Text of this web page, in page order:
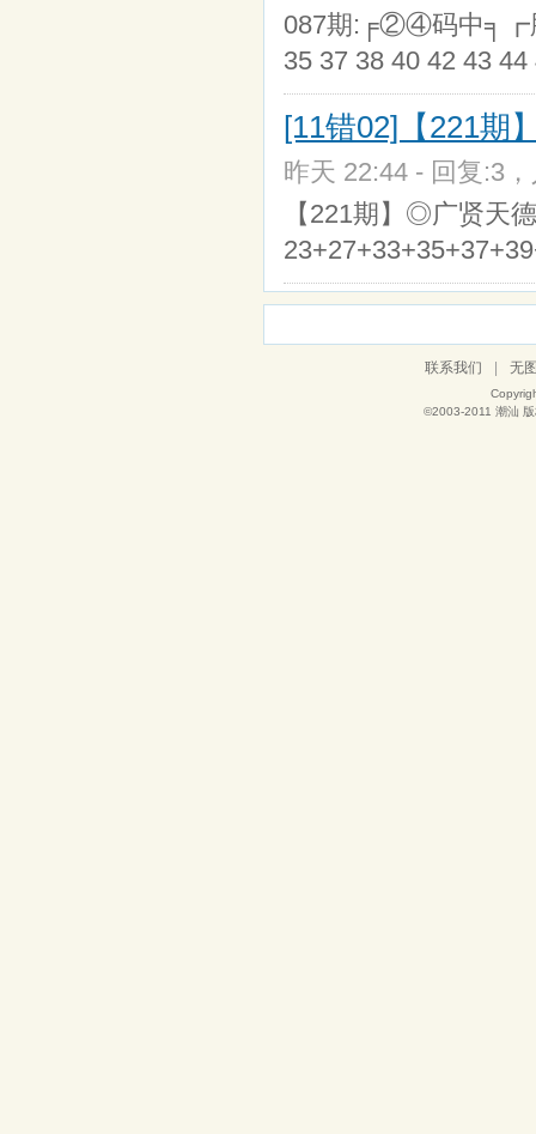
087期:╒②④码中╕┏
35 37 38 40 42 43 44
[11错02]【221期
昨天 22:44 - 回复:3
【221期】◎广贤天
联系我们 无
©2003-2011 潮汕